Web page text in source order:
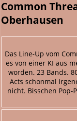
Common
Oberhausen
Das Line-Up vom
es von einer KI aus
worden. 23 Bands.
Acts schonmal
nicht. Bisschen Pop-